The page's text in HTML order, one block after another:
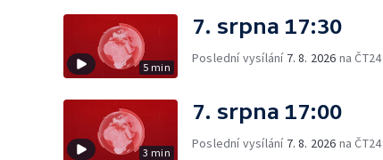
5 min
7. srpna 17:30
Poslední vysílání 7. 8. 2026 na ČT24
3 min
7. srpna 17:00
Poslední vysílání 7. 8. 2026 na ČT24